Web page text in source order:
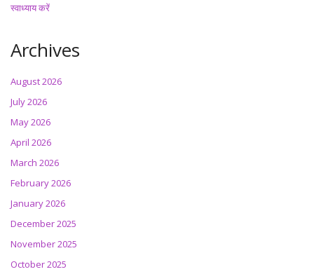
स्वाध्याय करें
Archives
August 2026
July 2026
May 2026
April 2026
March 2026
February 2026
January 2026
December 2025
November 2025
October 2025